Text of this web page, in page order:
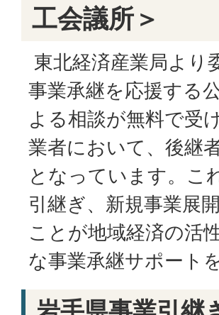
工会議所＞
東北経済産業局より
事業承継を応援する
よる相談が無料で受
業者において、後継
となっています。こ
引継ぎ、新規事業展
ことが地域経済の活
な事業承継サポート